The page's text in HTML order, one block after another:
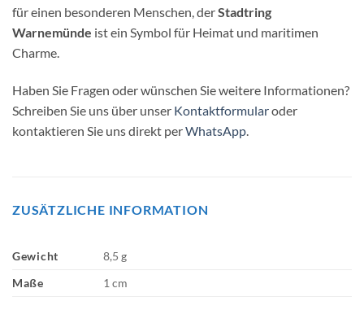
für einen besonderen Menschen, derStadtring
Warnemünde ist ein Symbol für Heimat und maritimen
Charme.
Haben Sie Fragen oder wünschen Sie weitere Informationen?
Schreiben Sie uns über unser Kontaktformularoder
kontaktieren Sie uns direkt perWhatsApp
ZUSÄTZLICHE INFORMATION
Gewicht
8,5 g
Maße
1 cm